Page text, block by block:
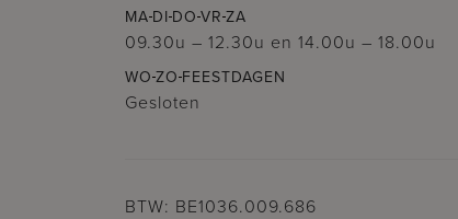
MA DI DO VR ZA
09.30u – 12.30u en 14.00u – 18.00u
WO ZO FEESTDAGEN
Gesloten
BTW: BE1036.009.686